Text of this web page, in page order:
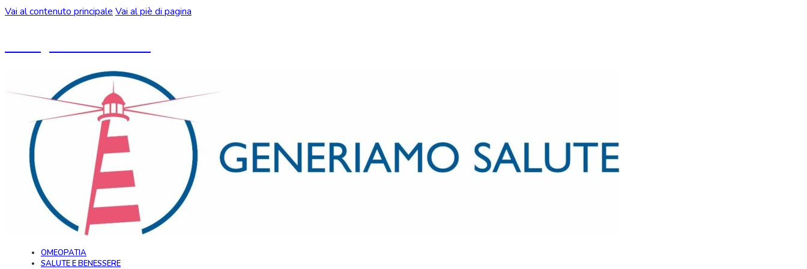
Vai al contenuto principale Vai al piè di pagina
OMEOPATIA
SALUTE E BENESSERE